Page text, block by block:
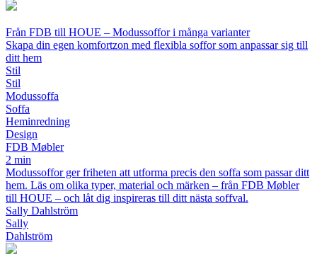
Från FDB till HOUE – Modussoffor i många varianter
Skapa din egen komfortzon med flexibla soffor som anpassar sig till
ditt hem
Stil
Stil
Modussoffa
Soffa
Heminredning
Design
FDB Møbler
2 min
Modussoffor ger friheten att utforma precis den soffa som passar ditt
hem. Läs om olika typer, material och märken – från FDB Møbler
till HOUE – och låt dig inspireras till ditt nästa soffval.
Sally Dahlström
Sally
Dahlström